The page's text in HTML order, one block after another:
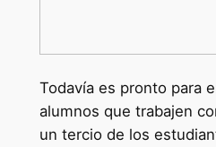
Todavía es pronto para
alumnos que trabajen
un tercio de los